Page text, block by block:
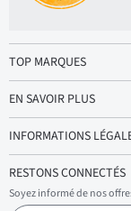
TOP MARQUES
EN SAVOIR PLUS
INFORMATIONS
RESTONS CONNECTÉS
Soyez informé de nos